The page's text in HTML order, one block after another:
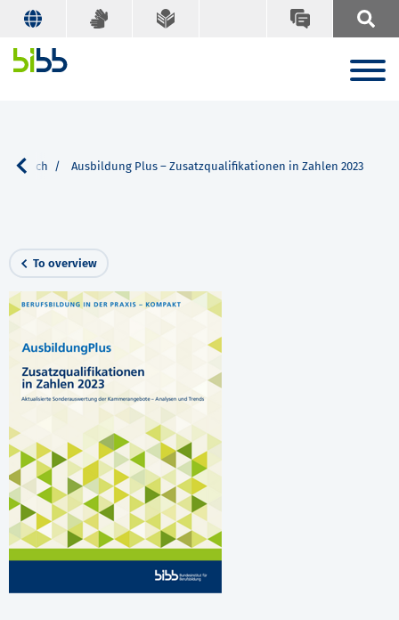
Search Ausbildung Plus – Zusatzqualifikationen in Zahlen 2023
To overview